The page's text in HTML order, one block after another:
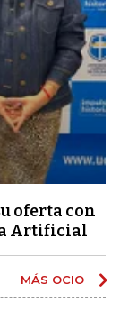
oferta con
Artificial
MÁS OCIO